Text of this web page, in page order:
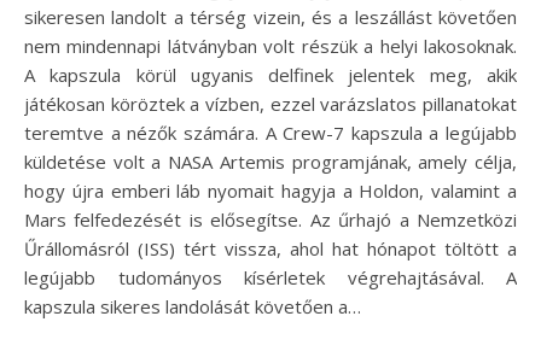
sikeresen landolt a térség vizein, és a leszállást követően
nem mindennapi látványban volt részük a helyi lakosoknak.
A kapszula körül ugyanis delfinek jelentek meg, akik
játékosan köröztek a vízben, ezzel varázslatos pillanatokat
teremtve a nézők számára. A Crew-7 kapszula a legújabb
küldetése volt a NASA Artemis programjának, amely célja,
hogy újra emberi láb nyomait hagyja a Holdon, valamint a
Mars felfedezését is elősegítse. Az űrhajó a Nemzetközi
Űrállomásról (ISS) tért vissza, ahol hat hónapot töltött a
legújabb tudományos kísérletek végrehajtásával. A
kapszula sikeres landolását követően a…